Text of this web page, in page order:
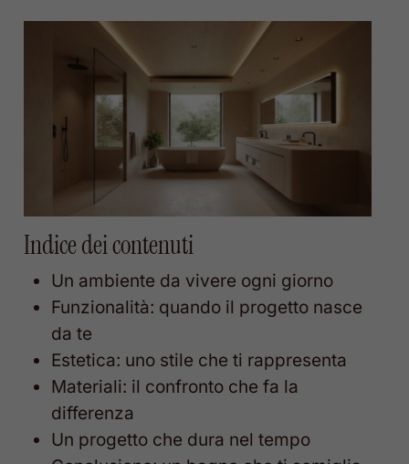
Indice dei contenuti
Un ambiente da vivere ogni giorno
Funzionalità: quando il progetto nasce
da te
Estetica: uno stile che ti rappresenta
Materiali: il confronto che fa la
differenza
Un progetto che dura nel tempo